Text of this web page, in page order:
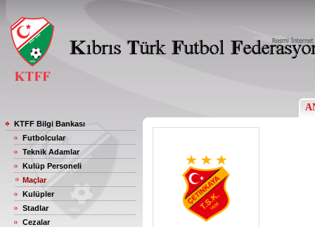
KTFF Bilgi Bankası
Futbolcular
Teknik Adamlar
Kulüp Personeli
Maçlar
Kulüpler
Stadlar
Cezalar